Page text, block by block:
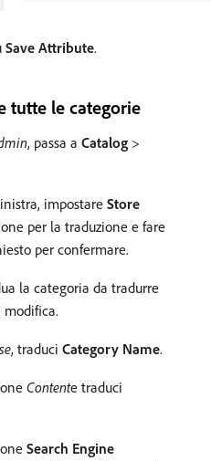
Save Attribute.
tutte le categorie
, passa a Catalog >
impostare Store
per la traduzione e fare
per confermare.
la categoria da tradurre
, traduci Category Name.
Content​e traduci
Search Engine